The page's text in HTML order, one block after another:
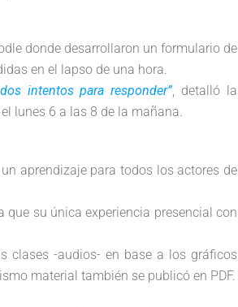
donde desarrollaron un formulario de
en el lapso de una hora.
intentos para responder”, detalló la
lunes 6 a las 8 de la mañana.
aprendizaje para todos los actores de
su única experiencia presencial con
clases -audios- en base a los gráficos
material también se publicó en PDF.